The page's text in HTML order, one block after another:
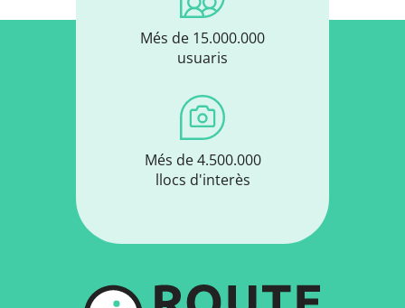
Més de 15.000.000
usuaris
Més de 4.500.000
llocs d'interès